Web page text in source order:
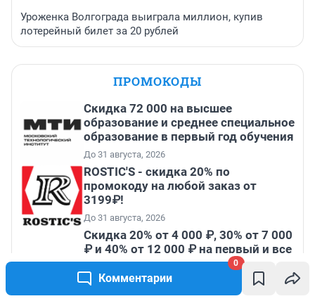
Комментарии
0
Уроженка Волгограда выиграла миллион, купив
лотерейный билет за 20 рублей
ПРОМОКОДЫ
Скидка 72 000 на высшее
образование и среднее специальное
образование в первый год обучения
До 31 августа, 2026
ROSTIC'S - скидка 20% по
промокоду на любой заказ от
3199₽!
До 31 августа, 2026
Скидка 20% от 4 000 ₽, 30% от 7 000
₽ и 40% от 12 000 ₽ на первый и все
повторные заказы по промокоду
ТРЕНД
До 15 августа, 2026